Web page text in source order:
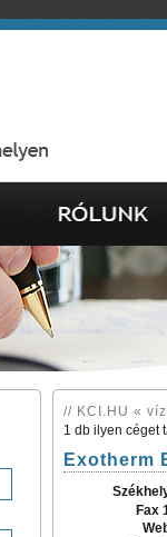
// KCI.HU «
1 db ilyen céget
Exotherm
Fax